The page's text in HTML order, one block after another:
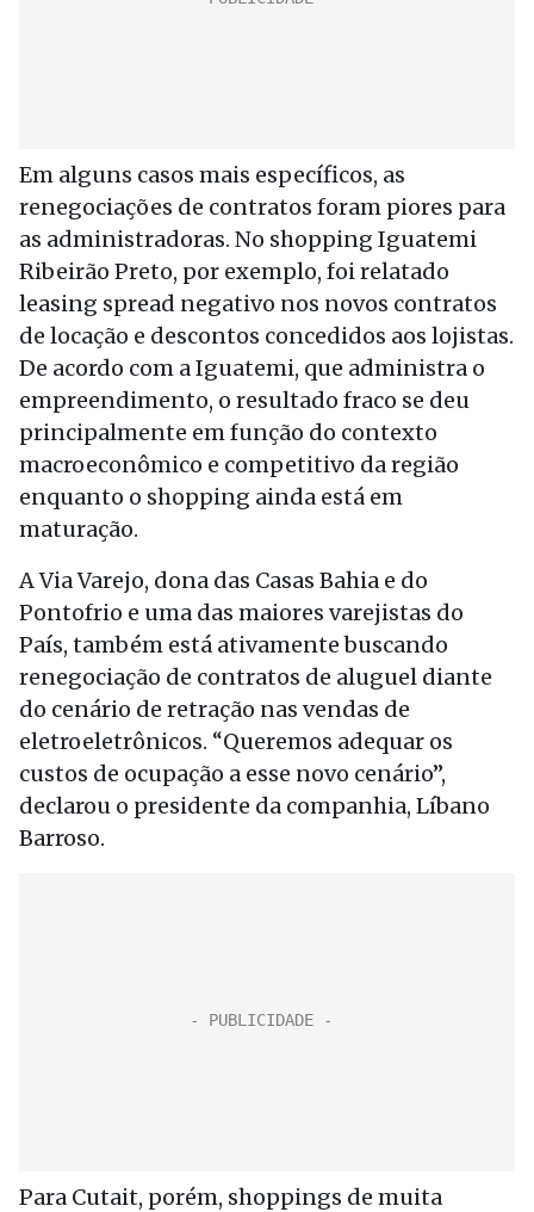
Em alguns casos mais específicos, as
renegociações de contratos foram piores para
as administradoras. No shopping Iguatemi
Ribeirão Preto, por exemplo, foi relatado
leasing spread negativo nos novos contratos
de locação e descontos concedidos aos lojistas.
De acordo com a Iguatemi, que administra o
empreendimento, o resultado fraco se deu
principalmente em função do contexto
macroeconômico e competitivo da região
enquanto o shopping ainda está em
maturação.
A Via Varejo, dona das Casas Bahia e do
Pontofrio e uma das maiores varejistas do
País, também está ativamente buscando
renegociação de contratos de aluguel diante
do cenário de retração nas vendas de
eletroeletrônicos. “Queremos adequar os
custos de ocupação a esse novo cenário”,
declarou o presidente da companhia, Líbano
Barroso.
Para Cutait, porém, shoppings de muita